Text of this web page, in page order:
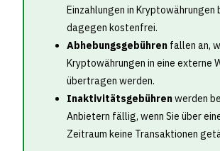
Einzahlungen in Kryptowährungen
dagegen kostenfrei.
Abhebungsgebühren fallen an,
Kryptowährungen in eine externe
übertragen werden.
Inaktivitätsgebührenwerden
Anbietern fällig, wenn Sie über
Zeitraum keine Transaktionen